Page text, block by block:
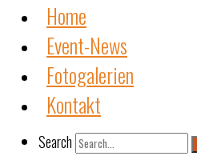
Home
Event-News
Fotogalerien
Kontakt
Search